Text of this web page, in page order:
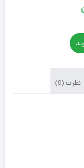
is:
3,445,000 تومان.
نظرات (0)